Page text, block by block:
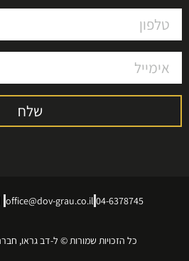
שלח
04-6378745
office@dov-grau.co.il
כל הזכויות שמורות © ל-דב גראו,